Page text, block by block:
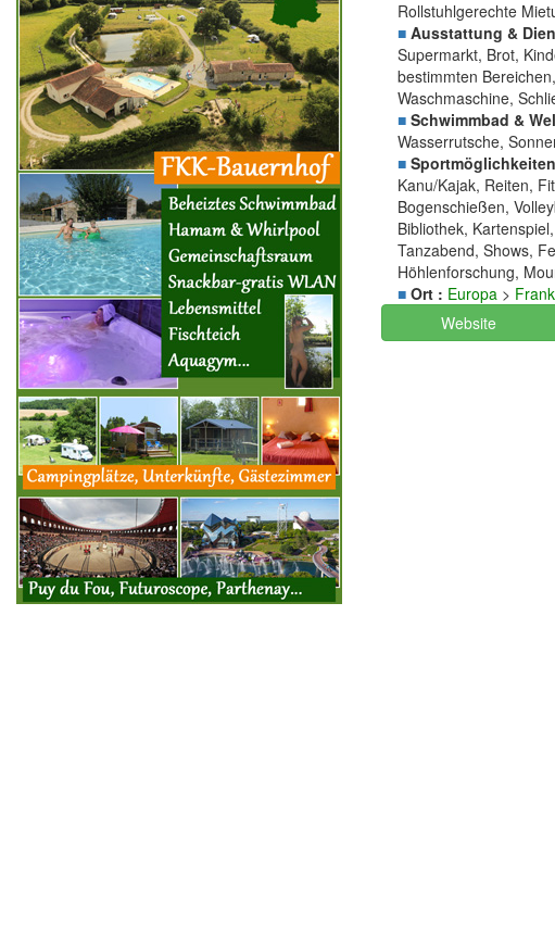
Rollstuhlgerechte
■ Ausstattung &
Supermarkt, Brot,
bestimmten
Waschmaschine,
■ Schwimmbad &
Wasserrutsche,
■
Kanu/Kajak, Reiten,
Bogenschießen,
Bibliothek,
Tanzabend, Shows,
Höhlenforschung,
■ Ort : Europa >
Website